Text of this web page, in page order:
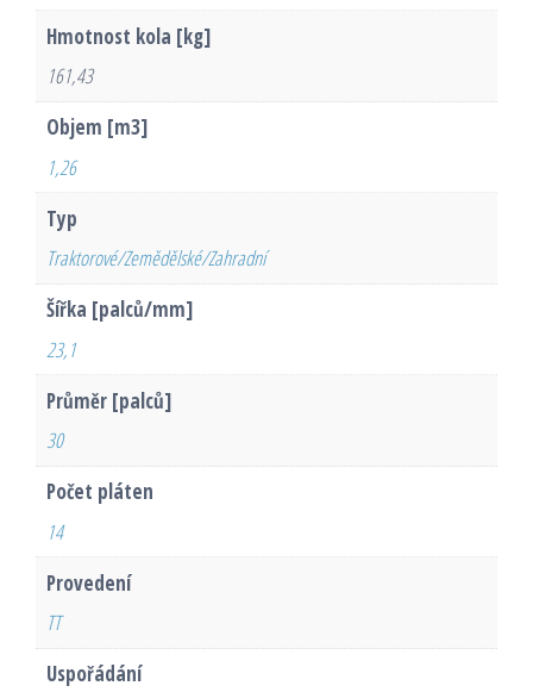
Hmotnost kola [kg]
161,43
Objem [m3]
1,26
Typ
Traktorové/Zemědělské/Zahradní
Šířka [palců/mm]
23,1
Průměr [palců]
30
Počet pláten
14
Provedení
TT
Uspořádání